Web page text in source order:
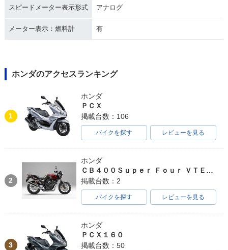
スピードメーター表示形式 アナログ
メーター表示：燃料計 有
ホンダのアクセスランキング
1
ホンダ
ＰＣＸ
掲載台数：106
バイクを探す レビューを見る
2
ホンダ
ＣＢ４００Ｓｕｐｅｒ Ｆｏｕｒ ＶＴＥＣ ＳＰＥＣ３
掲載台数：2
バイクを探す レビューを見る
3
ホンダ
ＰＣＸ１６０
掲載台数：50